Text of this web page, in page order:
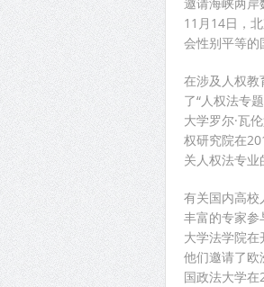
11月14日，
会性别平等的
在涉及人权
了“人权法专
大学罗尔·瓦
权研究院在
关人权法专业
有关国内高校
丰富的专家参
大学法学院在
他们邀请了
国政法大学